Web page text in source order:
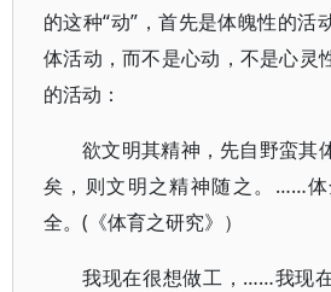
的这种“动”，首先是体魄性的活
体活动，而不是心动，不是心灵
的活动：
欲文明其精神，先自野蛮其
矣，则文明之精神随之。……
全。(《体育之研究》）
我现在很想做工，……我现